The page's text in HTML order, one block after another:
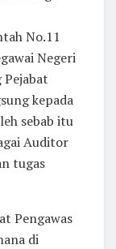
No.11
Negeri
Pejabat
kepada
sebab itu
Auditor
tugas
Pengawas
di